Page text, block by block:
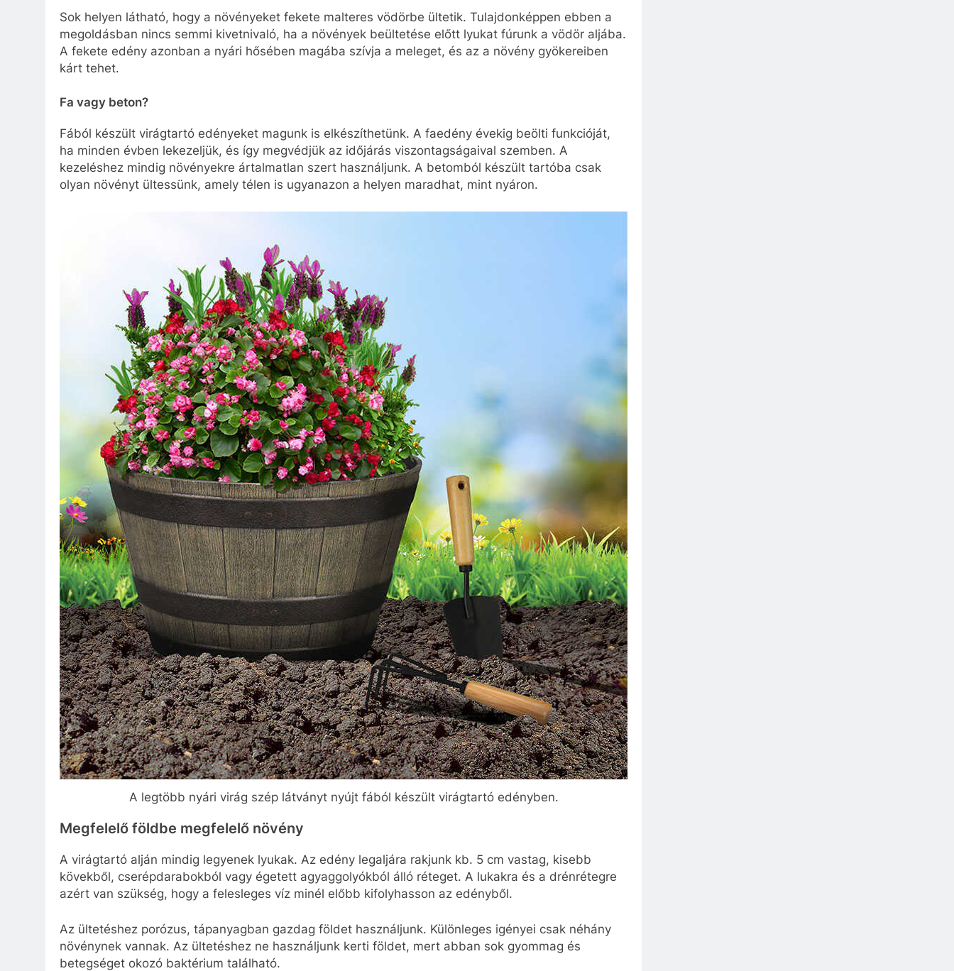
Sok helyen látható, hogy a növényeket fekete malteres vödörbe ültetik. Tulajdonképpen ebben a
megoldásban nincs semmi kivetnivaló, ha a növények beültetése előtt lyukat fúrunk a vödör aljába.
A fekete edény azonban a nyári hősében magába szívja a meleget, és az a növény gyökereiben
kárt tehet.
Fa vagy beton?
Fából készült virágtartó edényeket magunk is elkészíthetünk. A faedény évekig beölti funkcióját,
ha minden évben lekezeljük, és így megvédjük az időjárás viszontagságaival szemben. A
kezeléshez mindig növényekre ártalmatlan szert használjunk. A betomból készült tartóba csak
olyan növényt ültessünk, amely télen is ugyanazon a helyen maradhat, mint nyáron.
A legtöbb nyári virág szép látványt nyújt fából készült virágtartó edényben.
Megfelelő földbe megfelelő növény
A virágtartó alján mindig legyenek lyukak. Az edény legaljára rakjunk kb. 5 cm vastag, kisebb
kövekből, cserépdarabokból vagy égetett agyaggolyókból álló réteget. A lukakra és a drénrétegre
azért van szükség, hogy a felesleges víz minél előbb kifolyhasson az edényből.
Az ültetéshez porózus, tápanyagban gazdag földet használjunk. Különleges igényei csak néhány
növénynek vannak. Az ültetéshez ne használjunk kerti földet, mert abban sok gyommag és
betegséget okozó baktérium található.